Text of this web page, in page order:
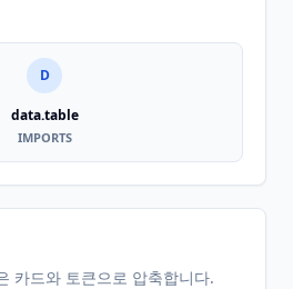
D
data.table
IMPORTS
카드와 토큰으로 압축합니다.